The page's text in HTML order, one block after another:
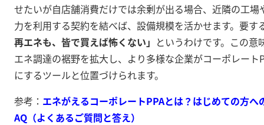
せたいが自店舗消費だけでは余剰が出る場合、近隣の工
力を利用する契約を結べば、設備規模を活かせます。要す
再エネも、皆で買えば怖くない」 というわけです。この意
エネ調達の裾野を拡大し、より多様な企業がコーポレート
にするツールと位置づけられます。
参考： エネがえるコーポレートPPAとは？はじめての方へ
AQ（よくあるご質問と答え）